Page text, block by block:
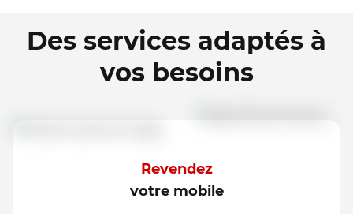
Des services adaptés à
vos besoins
Revendez
votre mobile